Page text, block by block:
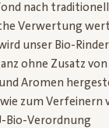
nach
Verwertung
unser Bio-
ohne Zusatz
Aromen
zum Verfeinern
Bio-Verordnung